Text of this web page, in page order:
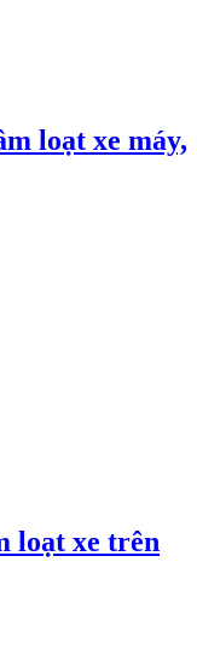
loạt xe máy,
loạt xe trên